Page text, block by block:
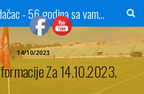
Radio Gradačac - 56 godina sa vama...
14/10/2023
Za 14.10.2023.